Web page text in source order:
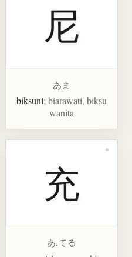
尼
あま
biksuni; biarawati, biksu
wanita
充
あ.てる